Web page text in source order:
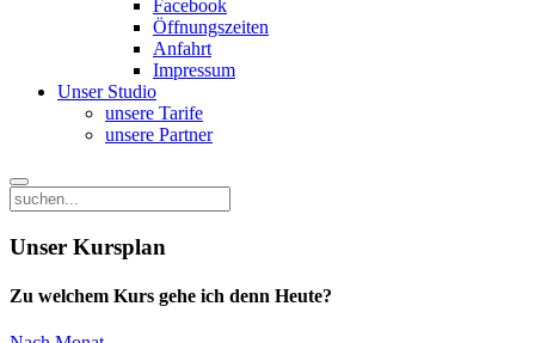
Facebook
Öffnungszeiten
Anfahrt
Impressum
Unser Studio
unsere Tarife
unsere Partner
Unser Kursplan
Zu welchem Kurs gehe ich denn Heute?